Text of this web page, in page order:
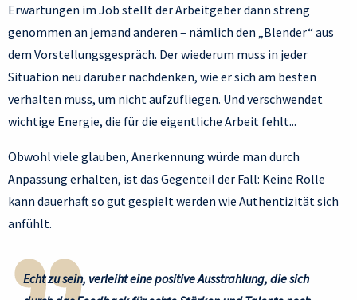
Erwartungen im Job stellt der Arbeitgeber dann streng
genommen an jemand anderen – nämlich den „Blender“ aus
dem Vorstellungsgespräch. Der wiederum muss in jeder
Situation neu darüber nachdenken, wie er sich am besten
verhalten muss, um nicht aufzufliegen. Und verschwendet
wichtige Energie, die für die eigentliche Arbeit fehlt...
Obwohl viele glauben, Anerkennung würde man durch
Anpassung erhalten, ist das Gegenteil der Fall: Keine Rolle
kann dauerhaft so gut gespielt werden wie Authentizität sich
anfühlt.
Echt zu sein, verleiht eine positive Ausstrahlung, die sich